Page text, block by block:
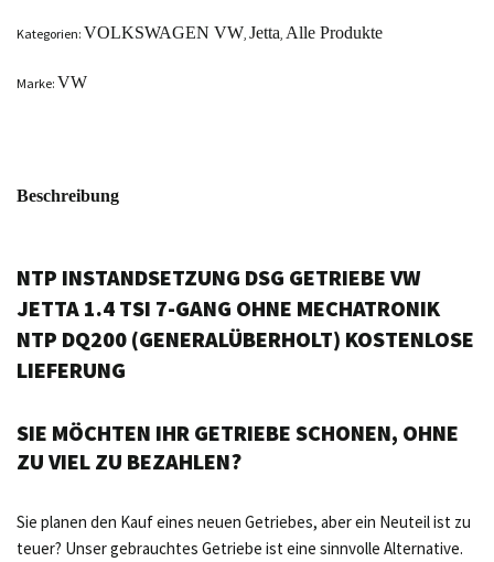
Kategorien: VOLKSWAGEN VW Jetta Alle Produkte
Marke: VW
Beschreibung
NTP INSTANDSETZUNG DSG GETRIEBE VW
JETTA 1.4 TSI 7-GANG OHNE MECHATRONIK
NTP DQ200 (GENERALÜBERHOLT) KOSTENLOSE
LIEFERUNG
SIE MÖCHTEN IHR GETRIEBE SCHONEN, OHNE
ZU VIEL ZU BEZAHLEN?
Sie planen den Kauf eines neuen Getriebes, aber ein Neuteil ist zu
teuer? Unser gebrauchtes Getriebe ist eine sinnvolle Alternative.